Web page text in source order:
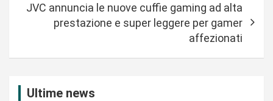
z
JVC annuncia le nuove cuffie gaming ad alta
prestazione e super leggere per gamer
affezionati
Ultime news